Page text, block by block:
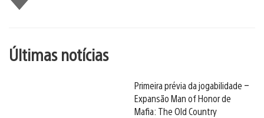
Últimas notícias
Primeira prévia da jogabilidade –
Expansão Man of Honor de
Mafia: The Old Country